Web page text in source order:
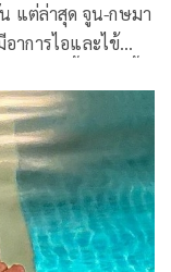
แต่ล่าสุด จูน-กษมา
าการไอและไข้
ที่แพทย์แนะนำ